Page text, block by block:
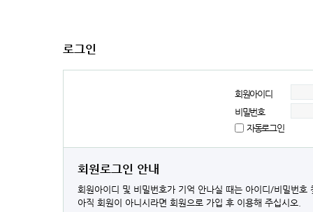
로그인
회원아이디
비밀번호
자동로그인
회원로그인 안내
회원아이디 및 비밀번호가 기억 안나실 때는 아이디/비밀번호
아직 회원이 아니시라면 회원으로 가입 후 이용해 주십시오.